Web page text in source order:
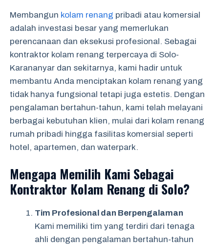
Membangun kolam renang pribadi atau komersial
adalah investasi besar yang memerlukan
perencanaan dan eksekusi profesional. Sebagai
kontraktor kolam renang terpercaya di Solo-
Karananyar dan sekitarnya, kami hadir untuk
membantu Anda menciptakan kolam renang yang
tidak hanya fungsional tetapi juga estetis. Dengan
pengalaman bertahun-tahun, kami telah melayani
berbagai kebutuhan klien, mulai dari kolam renang
rumah pribadi hingga fasilitas komersial seperti
hotel, apartemen, dan waterpark.
Mengapa Memilih Kami Sebagai
Kontraktor Kolam Renang di Solo?
Tim Profesional dan Berpengalaman
Kami memiliki tim yang terdiri dari tenaga
ahli dengan pengalaman bertahun-tahun